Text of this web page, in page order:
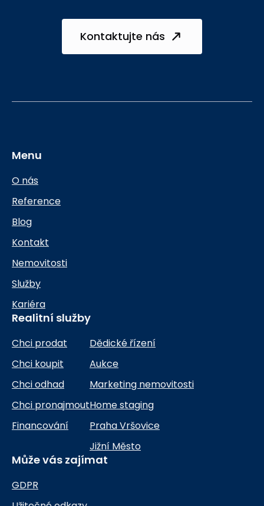
Kontaktujte nás
Menu
O nás
Reference
Blog
Kontakt
Nemovitosti
Služby
Kariéra
Realitní služby
Chci prodat
Chci koupit
Chci odhad
Chci pronajmout
Financování
Dědické řízení
Aukce
Marketing nemovitosti
Home staging
Praha Vršovice
Jižní Město
Může vás zajímat
GDPR